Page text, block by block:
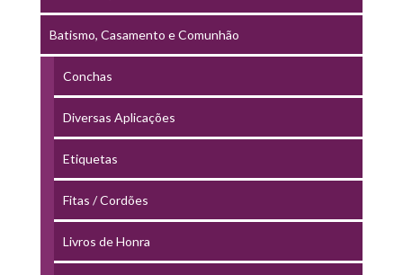
Batismo, Casamento e Comunhão
Conchas
Diversas Aplicações
Etiquetas
Fitas / Cordões
Livros de Honra